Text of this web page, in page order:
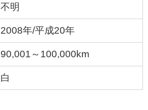
不明
2008年/平成20年
90,001～100,000km
白